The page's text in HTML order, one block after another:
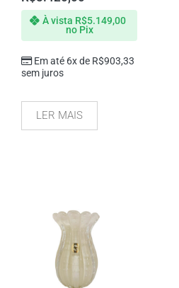
Em até 6x de R$903,33
sem juros
À vista R$5.149,00
no Pix
LER MAIS